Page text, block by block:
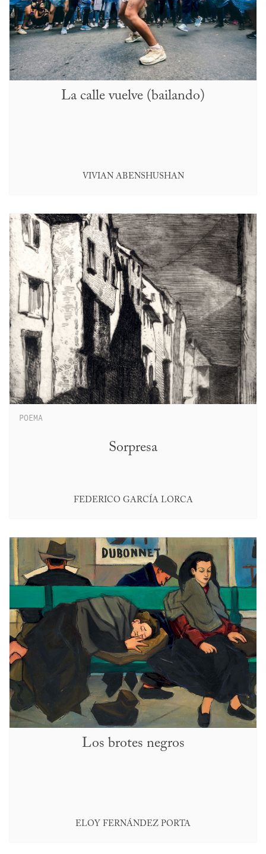
La calle vuelve (bailando)
VIVIAN ABENSHUSHAN
POEMA
Sorpresa
FEDERICO GARCÍA LORCA
Los brotes negros
ELOY FERNÁNDEZ PORTA